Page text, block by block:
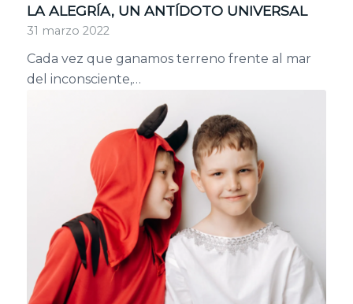
LA ALEGRÍA, UN ANTÍDOTO UNIVERSAL
31 marzo 2022
Cada vez que ganamos terreno frente al mar
del inconsciente,…